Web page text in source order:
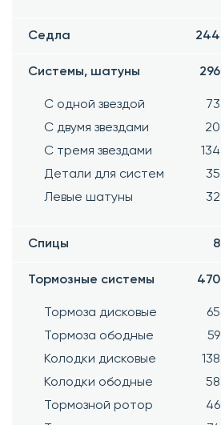
Седла 244
Системы, шатуны 296
С одной звездой
73
С двумя звездами
20
С тремя звездами
134
Детали для систем
35
Левые шатуны
32
Спицы 8
Тормозные системы 470
Тормоза дисковые
65
Тормоза ободные
59
Колодки дисковые
138
Колодки ободные
58
Тормозной ротор
46